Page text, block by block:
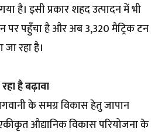
है। इसी प्रकार शहद उत्पादन में भी
पर पहुँचा है और अब 3,320 मैट्रिक टन
रहा है।
है बढ़ावा
के समग्र विकास हेतु जापान
औद्यानिक विकास परियोजना के